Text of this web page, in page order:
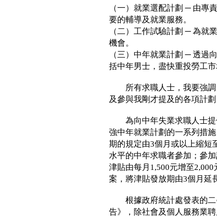
（一）就業選配計劃 ─ 由專
要的輔導及就業服務。
（二）工作試驗計劃 ─ 為就
機會。
（三）中年就業計劃 ─ 透過
括中年男士，盡快重投勞工
所有求職人士，我要強調
及參與我剛才提及的各項計
為向中年失業求職人士提
強中年就業計劃的一系列措
期的規定由3個月或以上縮短
水平的中年求職者參加；參
津貼由每月1,500元增至
案，將津貼發放期由3個月延
根據政府統計處發表的二
告》，除社會及個人服務業